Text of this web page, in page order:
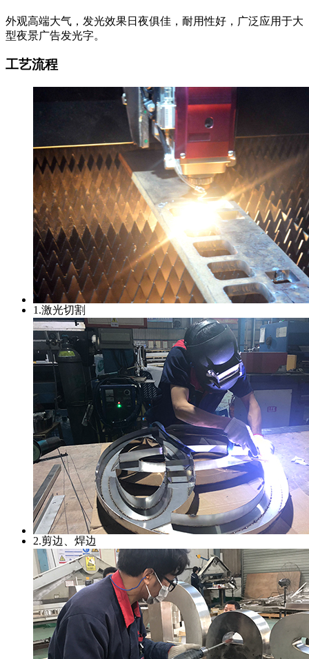
外观高端大气，发光效果日夜俱佳，耐用性好，广泛应用于大
型夜景广告发光字。
工艺流程
1.激光切割
2.剪边、焊边